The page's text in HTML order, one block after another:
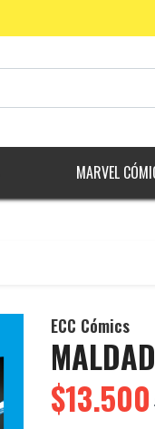
MARVEL
ECC Cómics
$13.500